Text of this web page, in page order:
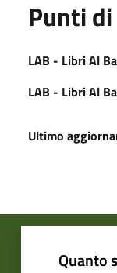
Punti
LAB - Libri Al
LAB - Libri Al
Ultimo
Quanto